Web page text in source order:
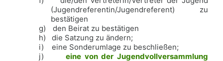
(Jugendreferentin/Jugendreferent) zu
bestätigen
g)
den Beirat zu bestätigen
h)
die Satzung zu ändern;
i)
eine Sonderumlage zu beschließen;
j)
eine von der Jugendvollversammlung